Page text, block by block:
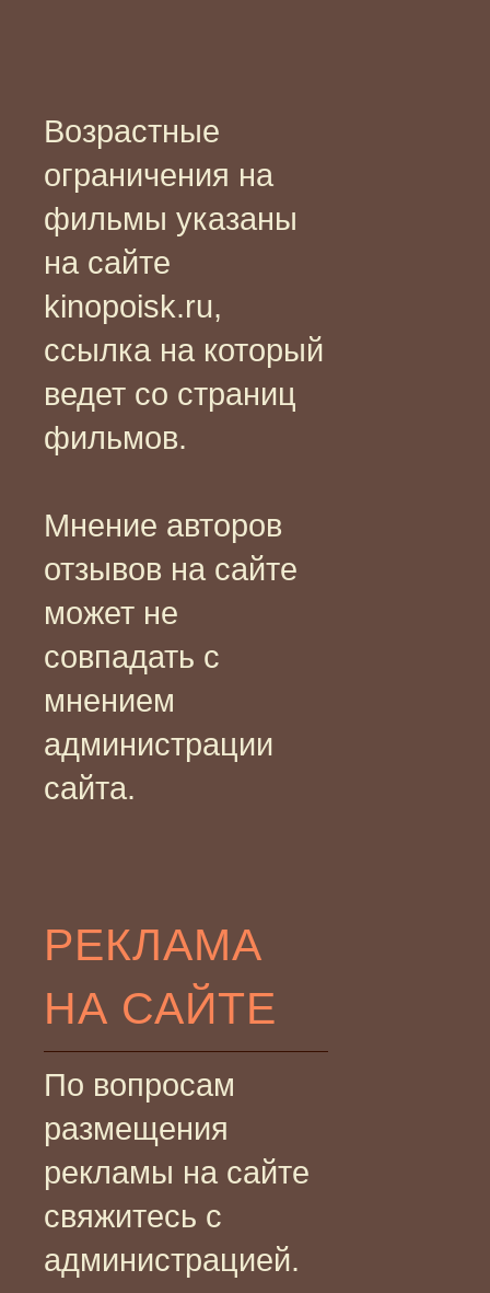
Возрастные
ограничения на
фильмы указаны
на сайте
kinopoisk.ru,
ссылка на который
ведет со страниц
фильмов.
Мнение авторов
отзывов на сайте
может не
совпадать с
мнением
администрации
сайта.
РЕКЛАМА
НА САЙТЕ
По вопросам
размещения
рекламы на сайте
свяжитесь с
администрацией.